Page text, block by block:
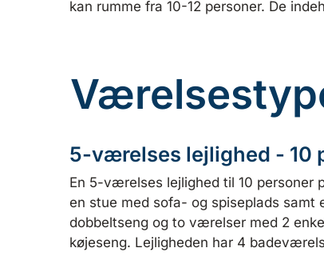
kan rumme fra 10-12 personer. De
5-værelses lejlighed - 10
En 5-værelses lejlighed til 10 personer
en stue med sofa- og spiseplads samt
dobbeltseng og to værelser med 2
køjeseng. Lejligheden har 4